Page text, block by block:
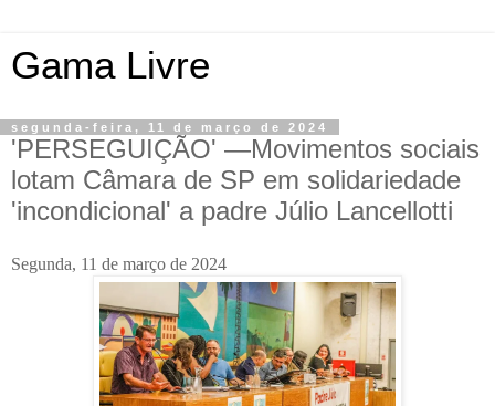
Gama Livre
segunda-feira, 11 de março de 2024
'PERSEGUIÇÃO' —Movimentos sociais
lotam Câmara de SP em solidariedade
'incondicional' a padre Júlio Lancellotti
Segunda, 11 de março de 2024